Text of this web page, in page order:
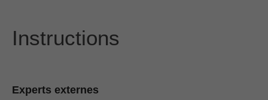
Instructions
Experts externes